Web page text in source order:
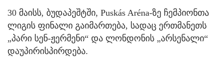
30 მაისს, ბუდაპეშტში, Puskás Aréna-ზე ჩემპიონთა
ლიგის ფინალი გაიმართება, სადაც ერთმანეთს
„პარი სენ-ჟერმენი“ და ლონდონის „არსენალი“
დაუპირისპირდება.